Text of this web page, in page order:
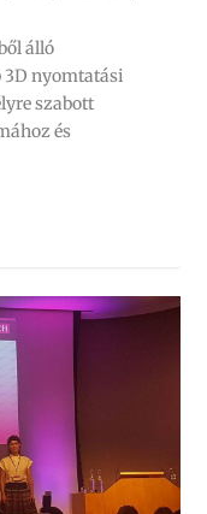
álló
3D nyomtatási
szabott
és